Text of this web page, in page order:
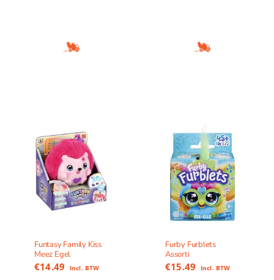
Funtasy Family Kiss
Meez Egel
€14.49 Incl. BTW
Furby Furblets
Assorti
€15.49 Incl. BTW